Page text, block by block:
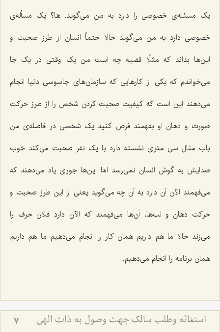
یک مسئله‌ی خصوصی را دارد به من می‌گوید. ها؟ یک مسأله‌ی
خصوصی دارد به من می‌گوید حالا حتماً انسان از طرز صحبت و
این‌ها بداند که مثلًا قضیه چه است من یک وقتی در یک جا
می‌خواندم که یکی از کارهایی که سازمان‌های جاسوسی دنیا انجام
می‌دهند این است که کیفیت صحبت کردن شخص را از طرز حرکت
صورت و دهان او بفهمند فرض کنید یک شخصی در فاصله‌ی من
باب مثال سی متری نشسته دارد با یک نفر صحبت می‌کند خوب
صدایش به گوش انسان نمی‌رسد امّا این‌ها جوری یاد می‌دهند که
می‌فهمند الآن آن دارد به آن چه می‌گوید یعنی از این طرز صحبت و
حرکت دهان و لب‌ها، آن‌ها می‌فهمند که الآن دارد فلان حرف را
می‌زند حالا ما هم داریم همان کار را انجام می‌دهیم ما هم داریم
همان برنامه را انجام می‌دهیم.
استغاثه وطلب سالک جهت وصول به ذات الهی 7